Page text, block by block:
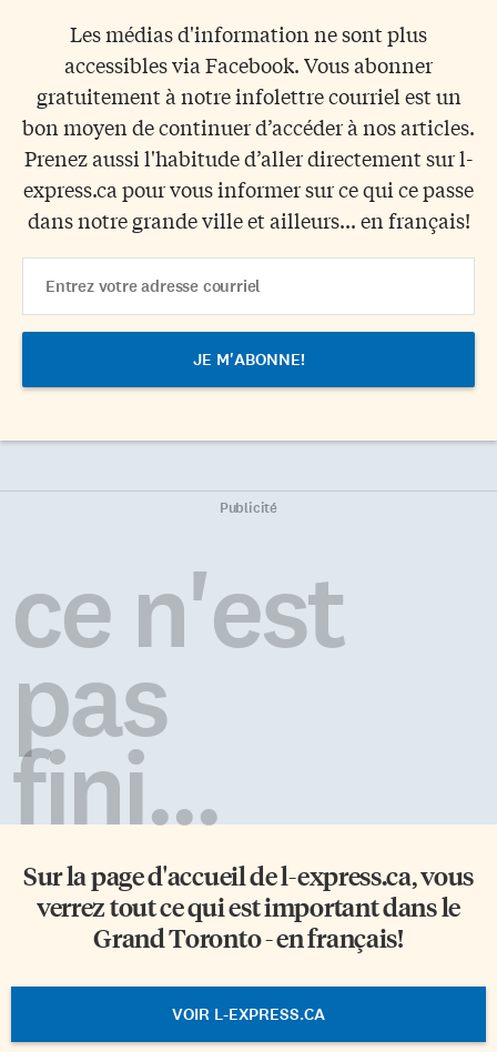
Les médias d'information ne sont plus
accessibles via Facebook. Vous abonner
gratuitement à notre infolettre courriel est un
bon moyen de continuer d’accéder à nos articles.
Prenez aussi l'habitude d’aller directement sur l-
express.ca pour vous informer sur ce qui ce passe
dans notre grande ville et ailleurs... en français!
Address
Publicité
ce n'est
pas
fini...
Sur la page d'accueil del-express.ca, vous
verrez tout ce qui est important dans le
Grand Toronto - en français!
VOIR L-EXPRESS.CA